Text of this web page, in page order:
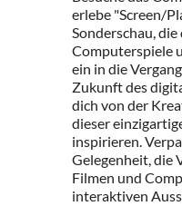
erlebe "Screen/
Sonderschau,
Computerspiele
ein in die
Zukunft des
dich von der
dieser
inspirieren.
Gelegenheit, die
Filmen und
interaktiven